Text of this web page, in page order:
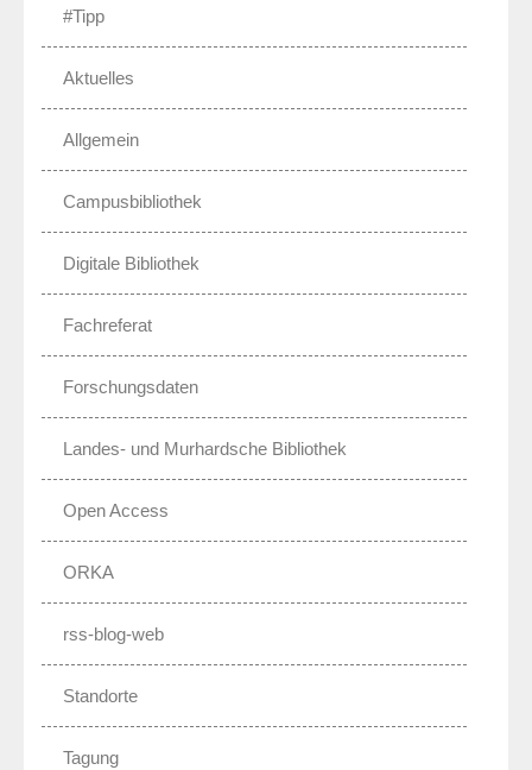
#Tipp
Aktuelles
Allgemein
Campusbibliothek
Digitale Bibliothek
Fachreferat
Forschungsdaten
Landes- und Murhardsche Bibliothek
Open Access
ORKA
rss-blog-web
Standorte
Tagung